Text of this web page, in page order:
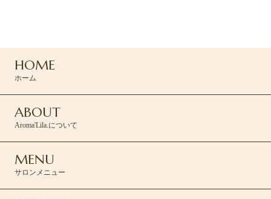
HOME
ホーム
ABOUT
Aroma'Lila.について
MENU
サロンメニュー